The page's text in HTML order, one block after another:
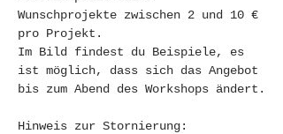
Wunschprojekte zwischen 2 und 10 €
pro Projekt.
Im Bild findest du Beispiele, es
ist möglich, dass sich das Angebot
bis zum Abend des Workshops ändert.
Hinweis zur Stornierung: